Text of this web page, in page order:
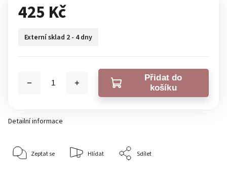
425 Kč
Externí sklad 2 - 4 dny
Přidat do
košíku
Detailní informace
Zeptat se Hlídat Sdílet